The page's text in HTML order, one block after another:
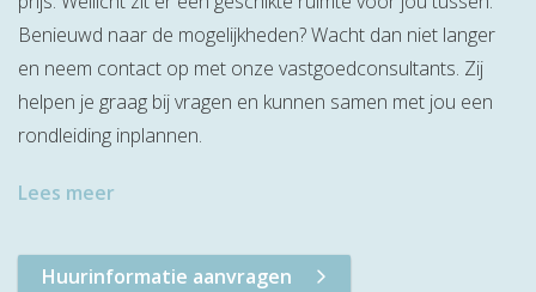
Benieuwd naar de mogelijkheden? Wacht dan niet langer
en neem contact op met onze vastgoedconsultants. Zij
helpen je graag bij vragen en kunnen samen met jou een
rondleiding inplannen.
Lees meer
Huurinformatie aanvragen